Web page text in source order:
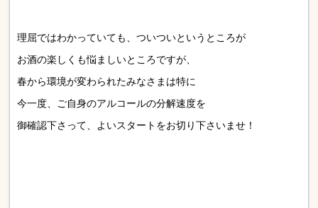
理屈ではわかっていても、ついついというところが
お酒の楽しくも悩ましいところですが、
春から環境が変わられたみなさまは特に
今一度、ご自身のアルコールの分解速度を
御確認下さって、よいスタートをお切り下さいませ！